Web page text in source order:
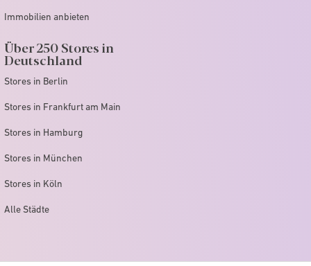
Immobilien anbieten
Über 250 Stores in
Deutschland
Stores in Berlin
Stores in Frankfurt am Main
Stores in Hamburg
Stores in München
Stores in Köln
Alle Städte